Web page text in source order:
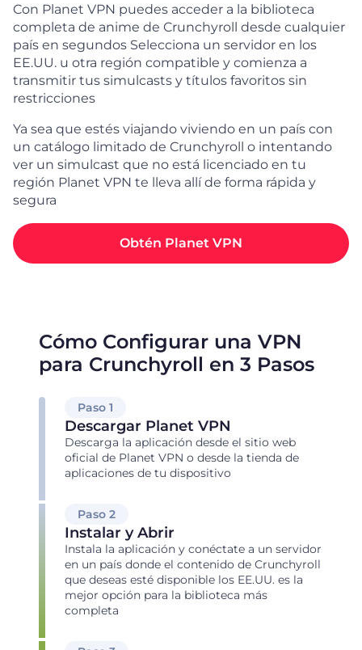
Con Planet VPN puedes acceder a la biblioteca
completa de anime de Crunchyroll desde cualquier
país en segundos Selecciona un servidor en los
EE.UU. u otra región compatible y comienza a
transmitir tus simulcasts y títulos favoritos sin
restricciones
Ya sea que estés viajando viviendo en un país con
un catálogo limitado de Crunchyroll o intentando
ver un simulcast que no está licenciado en tu
región Planet VPN te lleva allí de forma rápida y
segura
Obtén Planet VPN
Cómo Configurar una VPN
para Crunchyroll en 3 Pasos
Paso 1
Descargar Planet VPN
Descarga la aplicación desde el sitio web
oficial de Planet VPN o desde la tienda de
aplicaciones de tu dispositivo
Paso 2
Instalar y Abrir
Instala la aplicación y conéctate a un servidor
en un país donde el contenido de Crunchyroll
que deseas esté disponible los EE.UU. es la
mejor opción para la biblioteca más
completa